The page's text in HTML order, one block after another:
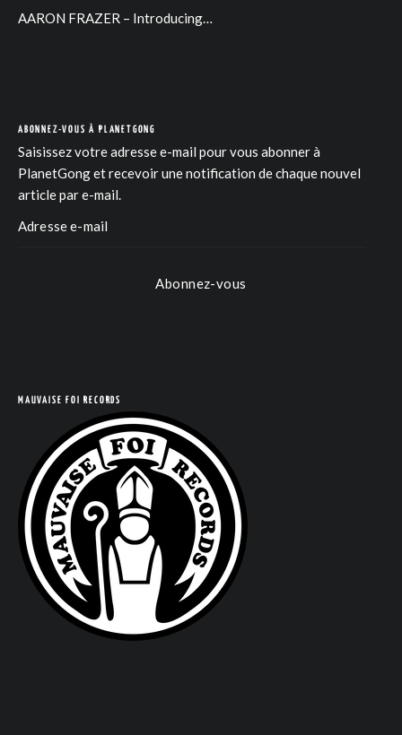
AARON FRAZER – Introducing…
ABONNEZ-VOUS À PLANETGONG
Saisissez votre adresse e-mail pour vous abonner à
PlanetGong et recevoir une notification de chaque nouvel
article par e-mail.
Abonnez-vous
MAUVAISE FOI RECORDS